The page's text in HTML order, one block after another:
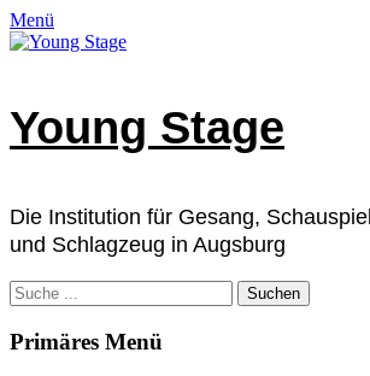
Zum
Inhalt
Facebook
E-
Mail
Instagram
Telefon
Verknüpfung
Menü
Young Stage
Die Institution für Gesang,
und Schlagzeug in Augsburg
Suchen
nach:
Primäres Menü